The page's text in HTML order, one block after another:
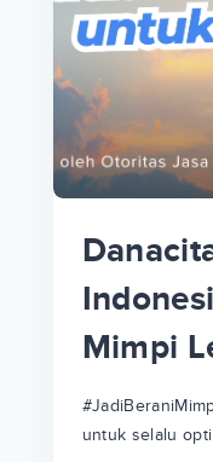
Mimpi
untuk selalu